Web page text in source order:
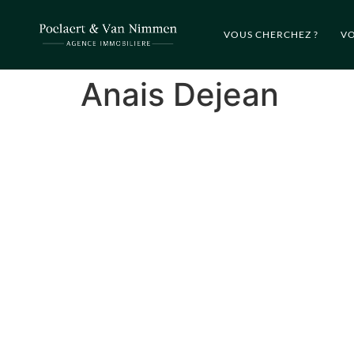
VOUS CHERCHEZ ?
Anais Dejean